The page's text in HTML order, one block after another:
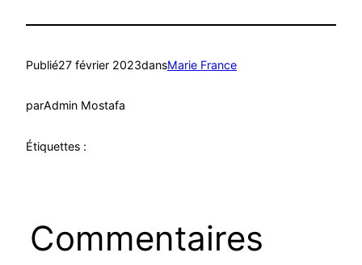
Publié27 février 2023dansMarie France
parAdmin Mostafa
Étiquettes :
Commentaires